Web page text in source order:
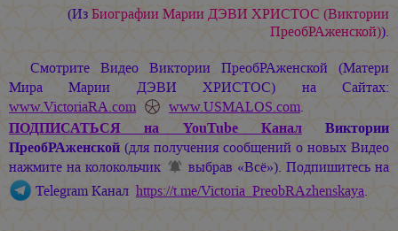
(ИзБиографииМарии ДЭВИ ХРИСТОС (Виктории
ПреобРАженской)).
Смотрите Видео Виктории ПреобРАженской (Матери
МираМарии ДЭВИ ХРИСТОС) на Сайтах:
www.VictoriaRA.com
www.USMALOS.com.
ПОДПИСАТЬСЯ на YouTube КаналВиктории
ПреобРАженской (для получения сообщений о новых Видео
нажмите на колокольчик
выбрав «Всё»). Подпишитесь на
Telegram Канал https://t.me/Victoria_PreobRAzhenskaya.